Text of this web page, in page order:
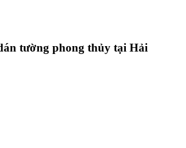
tường phong thủy tại Hải